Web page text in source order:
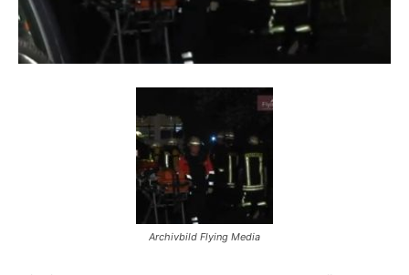
Archivbild Flying Media